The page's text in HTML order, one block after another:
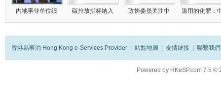
内地事业单位绩 碳排放指标纳入 政协委员关注中 滥用的化肥：
香港易事泊 Hong Kong e-Services Provider 站點地圖 友情鏈接 聯繫我們
Powered by HKeSP.com 7.5 ©